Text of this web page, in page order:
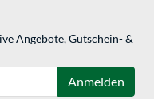
Angebote, Gutschein- &
Anmelden